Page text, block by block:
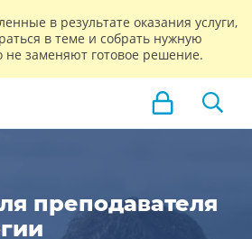
в результате оказания услуги,
в теме и собрать нужную
заменяют готовое решение.
преподавателя